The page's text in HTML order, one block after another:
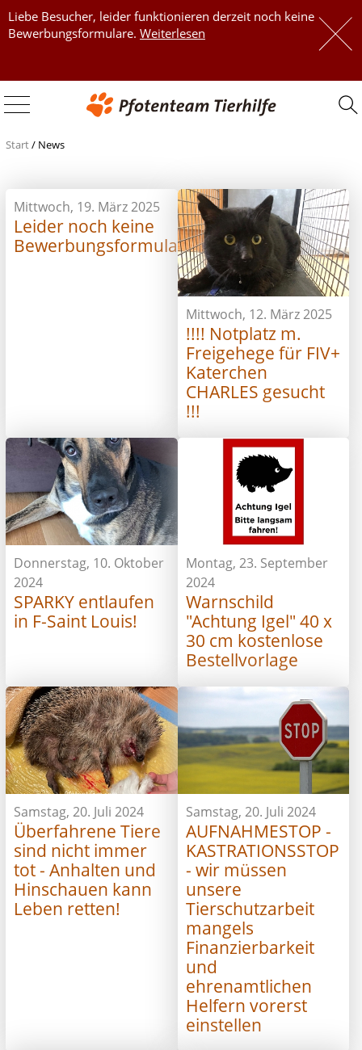
Liebe Besucher, leider funktionieren derzeit noch keine
Bewerbungsformulare. Weiterlesen
Start/ News
Mittwoch, 19. März 2025
Leider noch keine
Bewerbungsformulare
Mittwoch, 12. März 2025
!!!! Notplatz m.
Freigehege für FIV+
Katerchen
CHARLES gesucht
!!!
Donnerstag, 10. Oktober
2024
SPARKY entlaufen
in F-Saint Louis!
Montag, 23. September
2024
Warnschild
"Achtung Igel" 40 x
30 cm kostenlose
Bestellvorlage
Samstag, 20. Juli 2024
Überfahrene Tiere
sind nicht immer
tot - Anhalten und
Hinschauen kann
Leben retten!
Samstag, 20. Juli 2024
AUFNAHMESTOP -
KASTRATIONSSTOP
- wir müssen
unsere
Tierschutzarbeit
mangels
Finanzierbarkeit
und
ehrenamtlichen
Helfern vorerst
einstellen